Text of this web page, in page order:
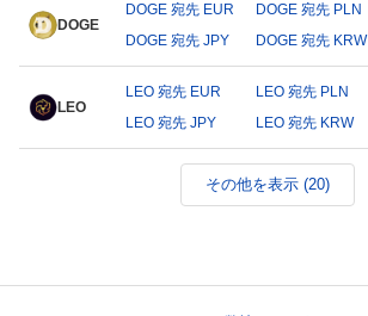
DOGE
DOGE 宛先 EUR DOGE 宛先 PLN
DOGE 宛先 JPY
DOGE 宛先 KRW
LEO
LEO 宛先 EUR LEO 宛先 PLN
LEO 宛先 JPY
LEO 宛先 KRW
その他を表示 (20)